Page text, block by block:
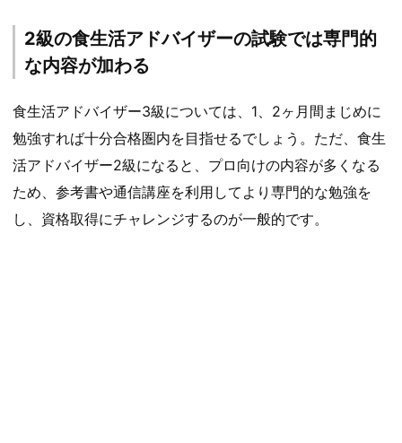
2級の食生活アドバイザーの試験では専門的
な内容が加わる
食生活アドバイザー3級については、1、2ヶ月間まじめに
勉強すれば十分合格圏内を目指せるでしょう。ただ、食生
活アドバイザー2級になると、プロ向けの内容が多くなる
ため、参考書や通信講座を利用してより専門的な勉強を
し、資格取得にチャレンジするのが一般的です。